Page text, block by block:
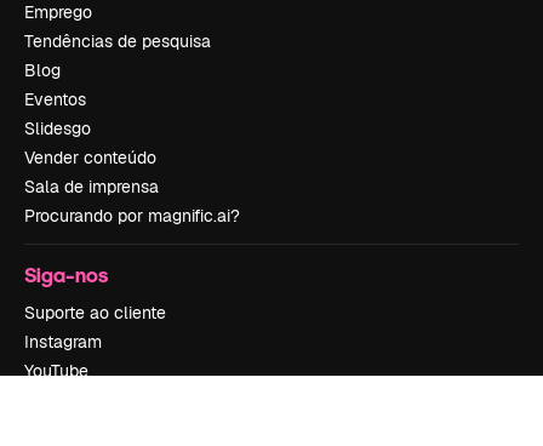
Emprego
Tendências de pesquisa
Blog
Eventos
Slidesgo
Vender conteúdo
Sala de imprensa
Procurando por magnific.ai?
Siga-nos
Suporte ao cliente
Instagram
YouTube